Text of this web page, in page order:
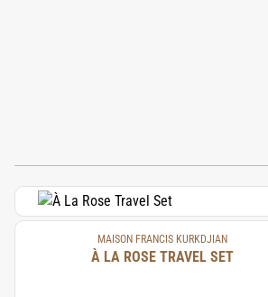
MAISON FRANCIS KURKDJIAN
À LA ROSE TRAVEL SET